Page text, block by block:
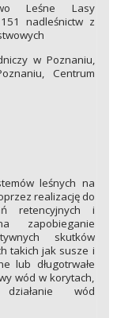
Leśne Lasy
nadleśnictw z
w Poznaniu,
Centrum
leśnych na
realizację do
retencyjnych i
zapobieganie
skutków
takich jak susze i
lub długotrwałe
wód w korytach,
działanie wód